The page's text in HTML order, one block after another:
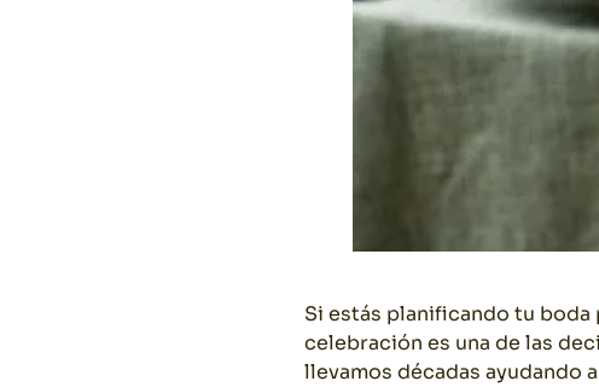
Si estás planificando tu
celebración es una de las
llevamos décadas ayudando